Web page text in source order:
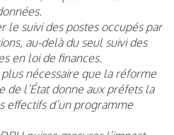
le suivi des postes occupés par
au-delà du seul suivi des
en loi de finances.
plus nécessaire que la réforme
de l’État donne aux préfets la
effectifs d’un programme